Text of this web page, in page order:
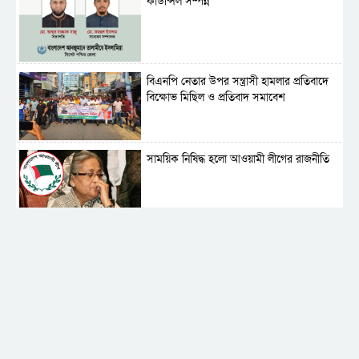
বিএনপি নেতার উপর সন্ত্রাসী হামলার প্রতিবাদে
বিক্ষোভ মিছিল ও প্রতিবাদ সমাবেশ
সাময়িক নিষিদ্ধ হলো আওয়ামী লীগের রাজনীতি